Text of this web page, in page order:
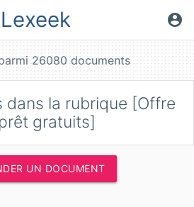
Lexeek account_circle
dans la rubrique [Offre
gratuits]
UN DOCUMENT